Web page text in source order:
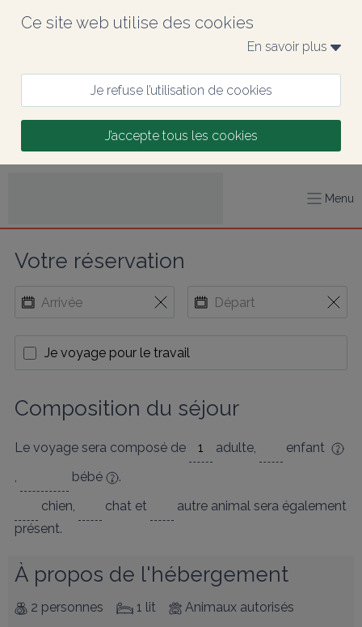
Ce site web utilise des cookies
En savoir plus
Je refuse l’utilisation de cookies
J’accepte tous les cookies
Menu
Votre réservation
Je voyage pour le travail
Composition du séjour
Le voyage sera composé de adulte,
enfant
,
bébé
.
chien, chat et autre animal sera également
présent.
À propos de l'hébergement
2 personnes 1 lit
Animaux autorisés